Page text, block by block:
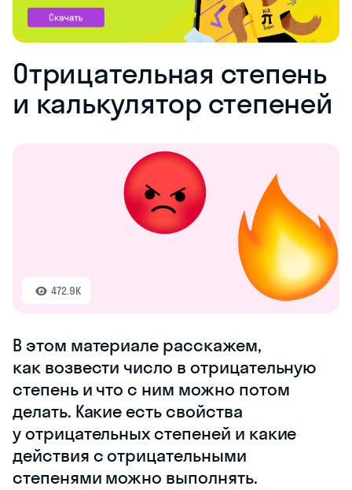
Отрицательная степень
и калькулятор степеней
472.9K
В этом материале расскажем,
как возвести число в отрицательную
степень и что с ним можно потом
делать. Какие есть свойства
у отрицательных степеней и какие
действия с отрицательными
степенями можно выполнять.